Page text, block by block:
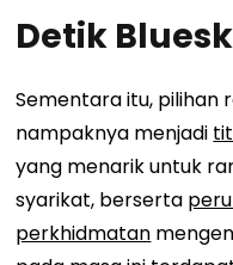
Detik
Sementara itu, pilihan
nampaknya menjadi
yang menarik untuk
syarikat, berserta
perkhidmatan